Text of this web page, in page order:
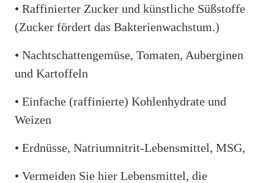
• Raffinierter Zucker und künstliche Süßstoffe
(Zucker fördert das Bakterienwachstum.)
• Nachtschattengemüse, Tomaten, Auberginen
und Kartoffeln
• Einfache (raffinierte) Kohlenhydrate und
Weizen
• Erdnüsse, Natriumnitrit-Lebensmittel, MSG,
• Vermeiden Sie hier Lebensmittel, die